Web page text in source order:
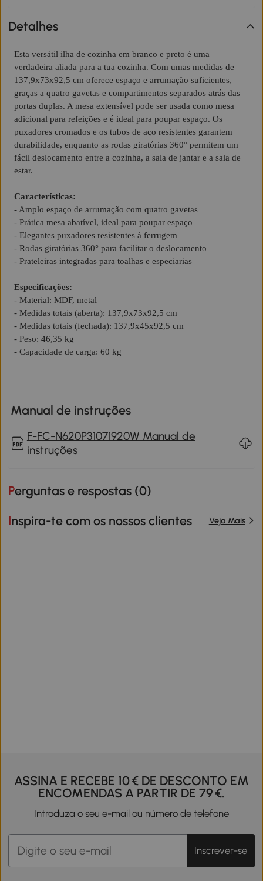
Detalhes
Esta versátil ilha de cozinha em branco e preto é uma
verdadeira aliada para a tua cozinha. Com umas medidas de
137,9x73x92,5 cm oferece espaço e arrumação suficientes,
graças a quatro gavetas e compartimentos separados atrás das
portas duplas. A mesa extensível pode ser usada como mesa
adicional para refeições e é ideal para poupar espaço. Os
puxadores cromados e os tubos de aço resistentes garantem
durabilidade, enquanto as rodas giratórias 360° permitem um
fácil deslocamento entre a cozinha, a sala de jantar e a sala de
estar.
Características:
- Amplo espaço de arrumação com quatro gavetas
- Prática mesa abatível, ideal para poupar espaço
- Elegantes puxadores resistentes à ferrugem
- Rodas giratórias 360° para facilitar o deslocamento
- Prateleiras integradas para toalhas e especiarias
Especificações:
- Material: MDF, metal
- Medidas totais (aberta): 137,9x73x92,5 cm
- Medidas totais (fechada): 137,9x45x92,5 cm
- Peso: 46,35 kg
- Capacidade de carga: 60 kg
Manual de instruções
F-FC-N620P31071920W Manual de
instruções
Perguntas e respostas (0)
Inspira-te com os nossos clientes Veja Mais
ASSINA E RECEBE 10 € DE DESCONTO EM
ENCOMENDAS A PARTIR DE 79 €.
Introduza o seu e-mail ou número de telefone
Inscrever-se